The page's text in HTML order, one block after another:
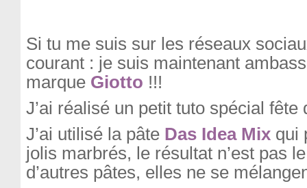
Si tu me suis sur les réseaux
courant : je suis maintenant
marque Giotto !!!
J’ai réalisé un petit tuto spécial fête
J’ai utilisé la pâte Das Idea Mix qui
jolis marbrés, le résultat n’est pas
d’autres pâtes, elles ne se